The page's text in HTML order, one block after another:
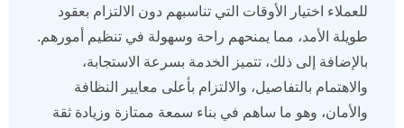
للعملاء اختيار الأوقات التي تناسبهم دون الالتزام بعقود
طويلة الأمد، مما يمنحهم راحة وسهولة في تنظيم أمورهم.
بالإضافة إلى ذلك، تتميز الخدمة بسرعة الاستجابة،
والاهتمام بالتفاصيل، والالتزام بأعلى معايير النظافة
والأمان، وهو ما ساهم في بناء سمعة ممتازة وزيادة ثقة